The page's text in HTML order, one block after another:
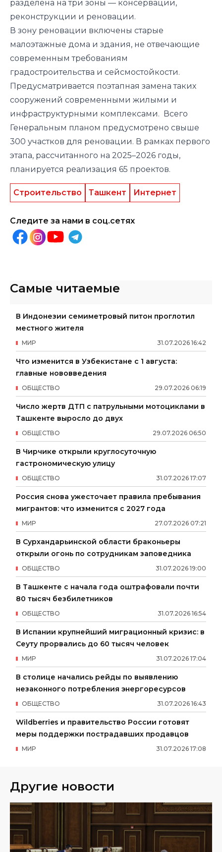
разделена на три зоны — консервации,
реконструкции и реновации.
В зону реновации включены старые
малоэтажные дома и здания, не отвечающие
современным требованиям
градостроительства и сейсмостойкости.
Предусматривается поэтапная замена таких
сооружений современными жилыми и
инфраструктурными комплексами.
Всего
Генеральным планом предусмотрено свыше
300 участков для реновации. В рамках первого
этапа, рассчитанного на 2025–2026 годы,
планируется реализация 65 проектов.
Строительство Ташкент Интернет
Следите за нами в соц.сетях
Самые читаемые
В Индонезии семиметровый питон проглотил
местного жителя
31.07.2026 16:42
МИР
Что изменится в Узбекистане с 1 августа:
главные нововведения
29.07.2026 06:19
ОБЩЕСТВО
Число жертв ДТП с патрульными мотоциклами в
Ташкенте выросло до двух
29.07.2026 06:50
ОБЩЕСТВО
В Чирчике открыли круглосуточную
гастрономическую улицу
31.07.2026 17:07
ОБЩЕСТВО
Россия снова ужесточает правила пребывания
мигрантов: что изменится с 2027 года
27.07.2026 07:21
МИР
В Сурхандарьинской области браконьеры
открыли огонь по сотрудникам заповедника
31.07.2026 19:00
ОБЩЕСТВО
В Ташкенте с начала года оштрафовали почти
80 тысяч безбилетников
31.07.2026 16:54
ОБЩЕСТВО
В Испании крупнейший миграционный кризис: в
Сеуту прорвались до 60 тысяч человек
31.07.2026 17:04
МИР
В столице начались рейды по выявлению
незаконного потребления энергоресурсов
31.07.2026 16:43
ОБЩЕСТВО
Wildberries и правительство России готовят
меры поддержки пострадавших продавцов
31.07.2026 17:08
МИР
Другие новости